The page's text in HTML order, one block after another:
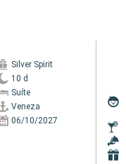
Silver Spirit
10 d
Suíte
Veneza
06/10/2027